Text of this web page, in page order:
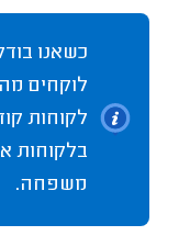
כשאנו
לוקחים
לקוחות
בלקוחות
משפחה.